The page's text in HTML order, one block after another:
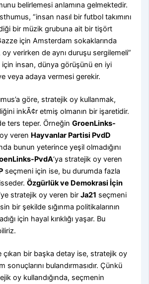
belirlemesi anlamına gelmektedir.
“insan nasıl bir futbol takımını
bir müzik grubuna ait bir tişört
için Amsterdam sokaklarında
verirken de aynı duruşu sergilemeli”
insan, dünya görüşünü en iyi
veya adaya vermesi gerekir.
göre, stratejik oy kullanmak,
inkÃ¢r etmiş olmanın bir işaretidir.
ters teper. ÖrneğinGroenLinks-
veren Hayvanlar Partisi PvdD
bunun yeterince yeşil olmadığını
PvdA‘ya stratejik oy veren
seçmeni için ise, bu durumda fazla
Özgürlük ve Demokrasi İçin
stratejik oy veren birJa21 seçmeni
bir şekilde sığınma politikalarının
için hayal kırıklığı yaşar. Bu
çıkan bir başka detay ise, stratejik oy
sonuçlarını bulandırmasıdır. Çünkü
oy kullandığında, seçmenin